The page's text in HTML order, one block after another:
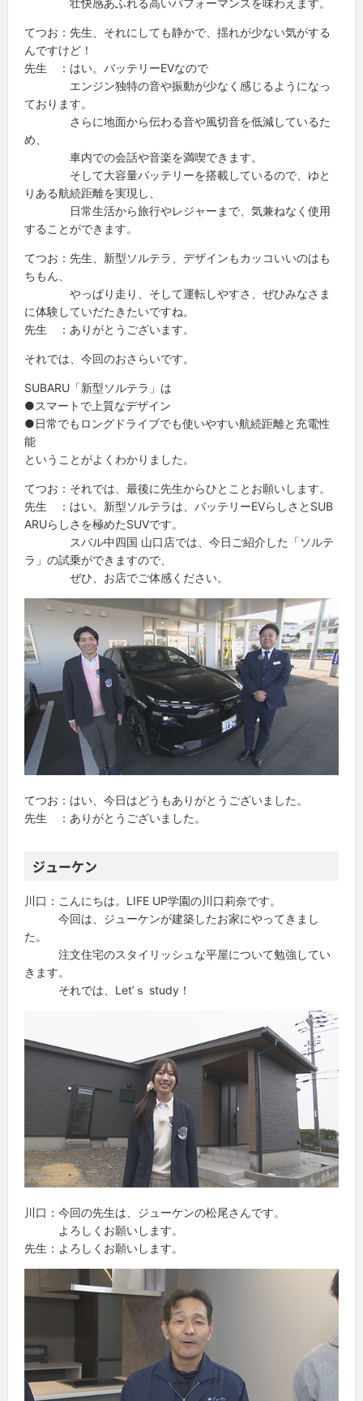
てつお：先生、それにしても静かで、揺れが少ない気がする
んですけど！
先生 ：はい。バッテリーEVなので
エンジン独特の音や振動が少なく感じるようになっ
ております。
さらに地面から伝わる音や風切音を低減しているた
め、
車内での会話や音楽を満喫できます。
そして大容量バッテリーを搭載しているので、ゆと
りある航続距離を実現し、
日常生活から旅行やレジャーまで、気兼ねなく使用
することができます。
てつお：先生、新型ソルテラ、デザインもカッコいいのはも
ちもん、
やっぱり走り、そして運転しやすさ、ぜひみなさま
に体験していだたきたいですね。
先生 ：ありがとうございます。
それでは、今回のおさらいです。
SUBARU「新型ソルテラ」は
●スマートで上質なデザイン
●日常でもロングドライブでも使いやすい航続距離と充電性
能
ということがよくわかりました。
てつお：それでは、最後に先生からひとことお願いします。
先生 ：はい。新型ソルテラは、バッテリーEVらしさとSUB
ARUらしさを極めたSUVです。
スバル中四国 山口店では、今日ご紹介した「ソルテ
ラ」の試乗ができますので、
ぜひ、お店でご体感ください。
てつお：はい、今日はどうもありがとうございました。
先生 ：ありがとうございました。
ジューケン
川口：こんにちは。LIFE UP学園の川口莉奈です。
今回は、ジューケンが建築したお家にやってきまし
た。
注文住宅のスタイリッシュな平屋について勉強してい
きます。
それでは、Let’ｓ study！
川口：今回の先生は、ジューケンの松尾さんです。
よろしくお願いします。
先生：よろしくお願いします。